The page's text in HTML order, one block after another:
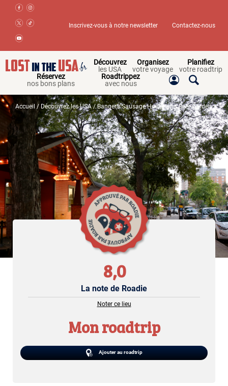
Inscrivez-vous à notre newsletter Contactez-nous
Découvrez
les USA
Organisez
votre voyage
Planifiez
votre roadtrip
Réservez
nos bons plans
Roadtrippez
avec nous
Accueil / Découvrez les USA/ Banger’s Sausage House and Beer Garden
8,0
La note de Roadie
Noter ce lieu
Mon roadtrip
Ajouter au roadtrip